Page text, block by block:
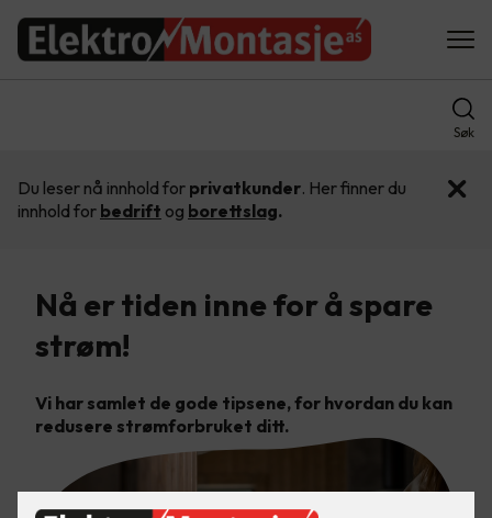
Søk
Du leser nå innhold for privatkunder. Her finner du
innhold for bedrift og borettslag.
Nå er tiden inne for å spare
strøm!
Vi har samlet de gode tipsene, for hvordan du kan
redusere strømforbruket ditt.